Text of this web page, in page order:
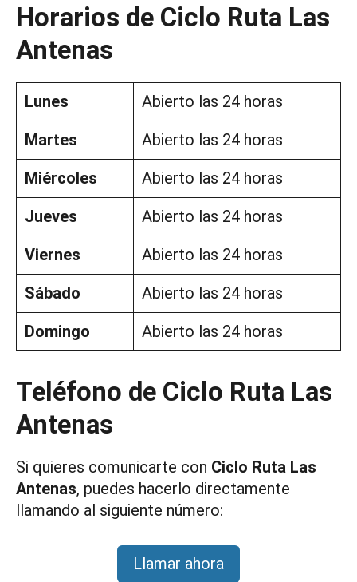
Horarios de Ciclo Ruta Las
Antenas
Lunes
Abierto las 24 horas
Martes
Abierto las 24 horas
Miércoles
Abierto las 24 horas
Jueves
Abierto las 24 horas
Viernes
Abierto las 24 horas
Sábado
Abierto las 24 horas
Domingo
Abierto las 24 horas
Teléfono de Ciclo Ruta Las
Antenas
Si quieres comunicarte con Ciclo Ruta Las
Antenas, puedes hacerlo directamente
llamando al siguiente número:
Llamar ahora